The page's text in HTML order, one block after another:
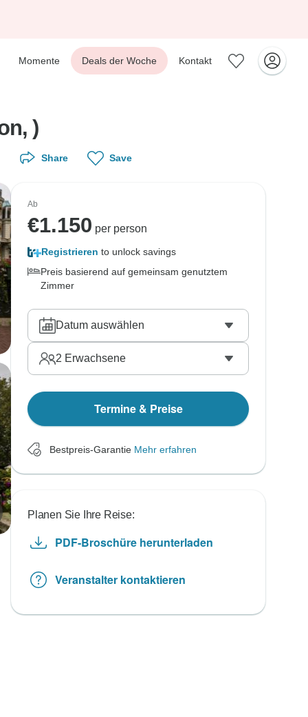
Momente Deals der Woche Kontakt
)
Share Save
Ab
€1.150 per person
Registrieren to unlock savings
Preis basierend auf gemeinsam genutztem
Zimmer
Datum auswählen
2 Erwachsene
Termine & Preise
Bestpreis-Garantie Mehr erfahren
Planen Sie Ihre Reise:
PDF-Broschüre herunterladen
Veranstalter kontaktieren